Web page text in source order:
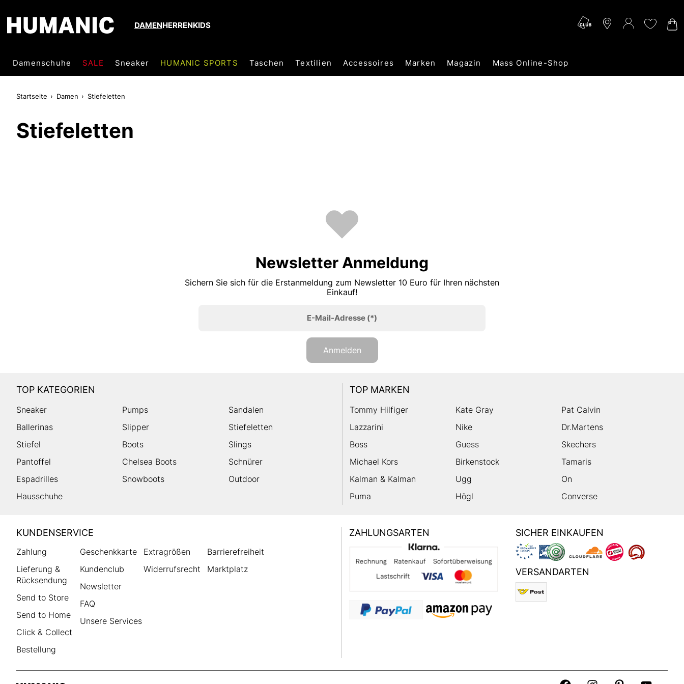
DAMENHERRENKIDS
Damenschuhe SALE Sneaker HUMANIC SPORTS Taschen Textilien Accessoires Marken Magazin Mass Online-Shop
Startseite Damen Stiefeletten
Stiefeletten
Newsletter Anmeldung
Sichern Sie sich für die Erstanmeldung zum Newsletter 10 Euro für Ihren nächsten
Einkauf!
E-Mail-Adresse(*)
Anmelden
TOP KATEGORIEN
Sneaker Pumps
Sandalen
Ballerinas
Slipper
Stiefeletten
Stiefel
Boots
Slings
Pantoffel
Chelsea Boots
Schnürer
Espadrilles
Snowboots
Outdoor
Hausschuhe
TOP MARKEN
Tommy Hilfiger Kate Gray
Pat Calvin
Lazzarini
Nike
Dr.Martens
Boss
Guess
Skechers
Michael Kors
Birkenstock
Tamaris
Kalman & Kalman
Ugg
On
Puma
Högl Converse
HUMANIC
Footer
KUNDENSERVICE
Zahlung
Lieferung &
Rücksendung
Send to Store
Send to Home
Click & Collect
Bestellung
Geschenkkarte
Kundenclub
Newsletter
FAQ
Unsere Services
Extragrößen
Widerrufsrecht
Barrierefreiheit
Marktplatz
ZAHLUNGSARTEN SICHER EINKAUFEN
VERSANDARTEN